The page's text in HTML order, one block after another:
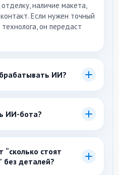
наличие макета,
Если нужен точный
он передаст
ИИ?
гофрокороба, пакеты,
тиража, КП, дизайн,
ИИ-бота?
и в каналы, где
ВКонтакте, WhatsApp,
каналы общения.
стоят
без деталей?